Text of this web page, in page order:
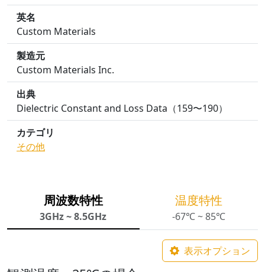
英名
Custom Materials
製造元
Custom Materials Inc.
出典
Dielectric Constant and Loss Data（159〜190）
カテゴリ
その他
周波数特性
3GHz ~ 8.5GHz
温度特性
-67℃ ~ 85℃
表示オプション